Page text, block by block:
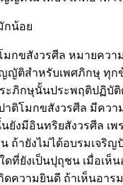
กน้อย
มกขสังวรศีล หมายควา
ญัติสำหรับเพศภิกษุ ทุก
ภิกษุนั้นประพฤติปฏิบัติ
ติโมกขสังวรศีล มีควา
ยังมีอินทริยสังวรศีล เพ
ถ้ายังไม่ได้อบรมเจริ
ดที่ยังเป็นปุถุชน เมื่อเห็
ดความยินดี ถ้าเห็นอา